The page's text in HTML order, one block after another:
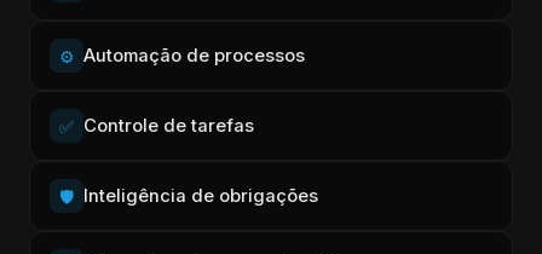
⚙️ Automação de processos
✅ Controle de tarefas
🛡️ Inteligência de obrigações